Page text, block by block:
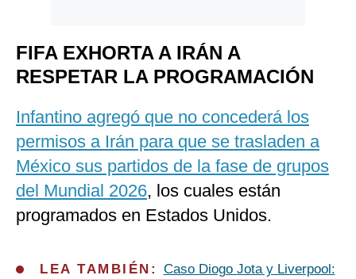
FIFA EXHORTA A IRÁN A
RESPETAR LA PROGRAMACIÓN
Infantino agregó que no concederá los
permisos a Irán para que se trasladen a
México sus partidos de la fase de grupos
del Mundial 2026, los cuales están
programados en Estados Unidos.
LEA TAMBIÉN: Caso Diogo Jota y Liverpool: